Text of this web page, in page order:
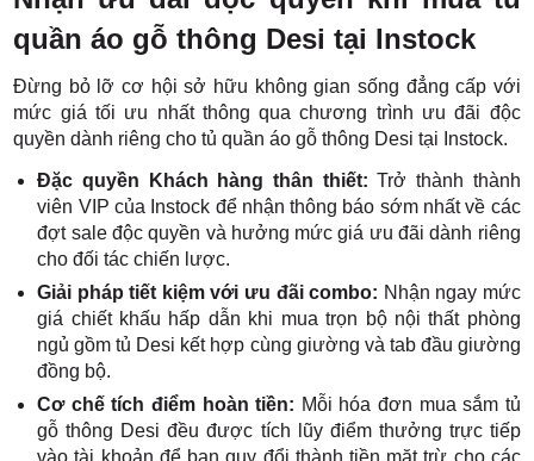
quần áo gỗ thông Desi tại Instock
Đừng bỏ lỡ cơ hội sở hữu không gian sống đẳng cấp với
mức giá tối ưu nhất thông qua chương trình ưu đãi độc
quyền dành riêng cho tủ quần áo gỗ thông Desi tại Instock.
Đặc quyền Khách hàng thân thiết:Trở thành thành
viên VIP của Instock để nhận thông báo sớm nhất về các
đợt sale độc quyền và hưởng mức giá ưu đãi dành riêng
cho đối tác chiến lược.
Giải pháp tiết kiệm với ưu đãi combo: Nhận ngay mức
giá chiết khấu hấp dẫn khi mua trọn bộ nội thất phòng
ngủ gồm tủ Desi kết hợp cùng giường và tab đầu giường
đồng bộ.
Cơ chế tích điểm hoàn tiền: Mỗi hóa đơn mua sắm tủ
gỗ thông Desi đều được tích lũy điểm thưởng trực tiếp
vào tài khoản để bạn quy đổi thành tiền mặt trừ cho các